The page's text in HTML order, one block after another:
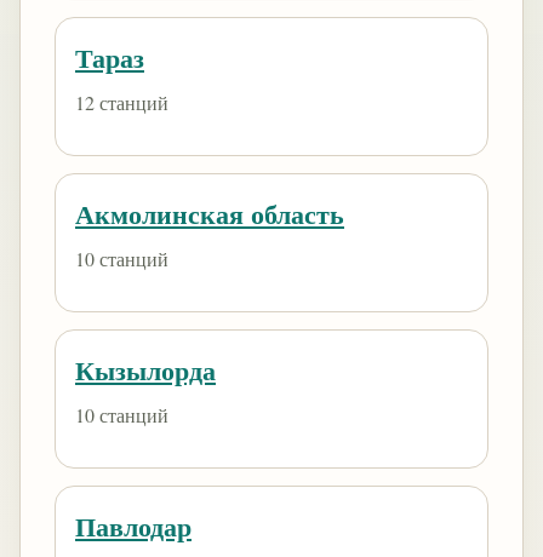
Тараз
12 станций
Акмолинская область
10 станций
Кызылорда
10 станций
Павлодар